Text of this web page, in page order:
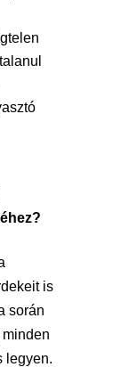
is
során
legyen.